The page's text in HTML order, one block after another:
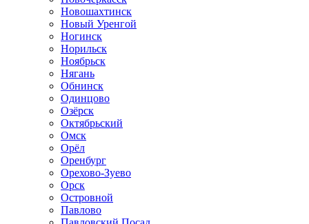
Новошахтинск
Новый Уренгой
Ногинск
Норильск
Ноябрьск
Нягань
Обнинск
Одинцово
Озёрск
Октябрьский
Омск
Орёл
Оренбург
Орехово-Зуево
Орск
Островной
Павлово